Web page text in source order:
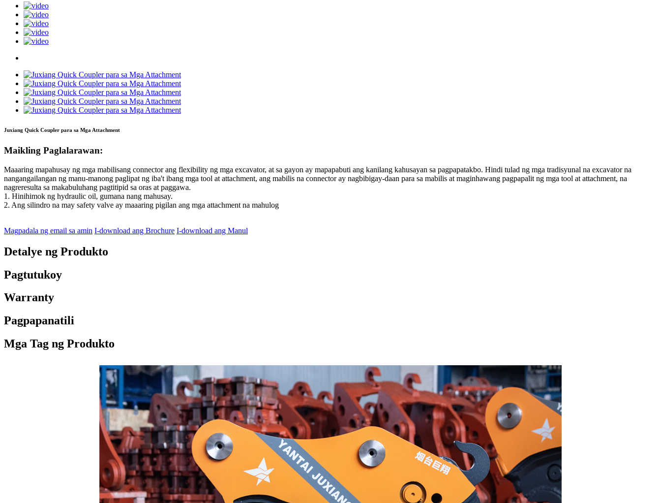
Juxiang Quick Coupler para sa Mga Attachment
Maikling Paglalarawan:
Maaaring mapahusay ng mga mabilisang connector ang flexibility ng mga excavator, at sa gayon ay mapapabuti ang kanilang kahusayan sa pagpapatakbo. Hindi tulad ng mga tradisyunal na excavator na
nangangailangan ng manu-manong paglipat ng iba't ibang mga tool at attachment, ang mabilis na connector ay nagbibigay-daan para sa mabilis at maginhawang pagpapalit ng mga tool at attachment, na
nagreresulta sa makabuluhang pagtitipid sa oras at paggawa.
1. Hinihimok ng hydraulic oil, gumana nang mahusay.
2. Ang silindro na may safety valve ay maaaring pigilan ang mga attachment na mahulog
Magpadala ng email sa amin I-download ang Brochure I-download ang Manul
Detalye ng Produkto
Pagtutukoy
Warranty
Pagpapanatili
Mga Tag ng Produkto